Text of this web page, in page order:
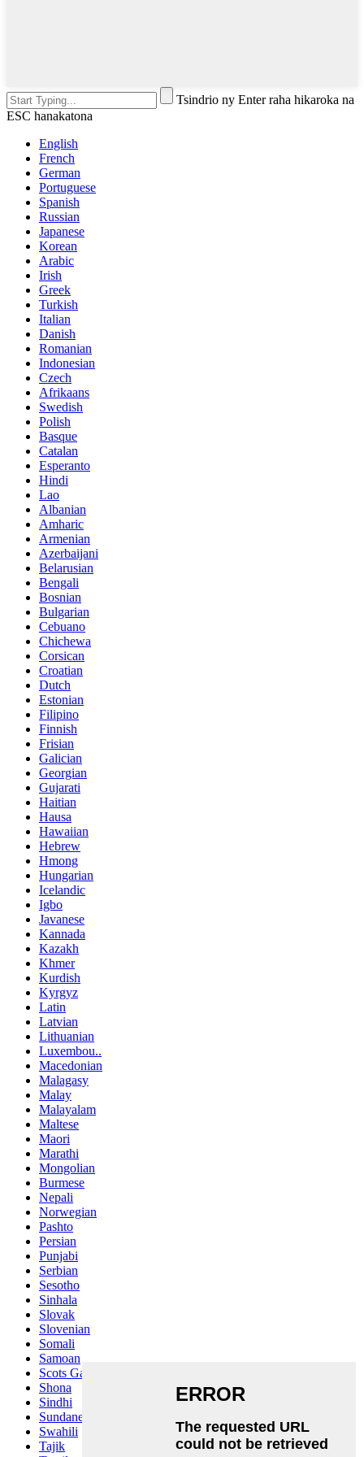
Tsindrio ny Enter raha hikaroka na
ESC hanakatona
English
French
German
Portuguese
Spanish
Russian
Japanese
Korean
Arabic
Irish
Greek
Turkish
Italian
Danish
Romanian
Indonesian
Czech
Afrikaans
Swedish
Polish
Basque
Catalan
Esperanto
Hindi
Lao
Albanian
Amharic
Armenian
Azerbaijani
Belarusian
Bengali
Bosnian
Bulgarian
Cebuano
Chichewa
Corsican
Croatian
Dutch
Estonian
Filipino
Finnish
Frisian
Galician
Georgian
Gujarati
Haitian
Hausa
Hawaiian
Hebrew
Hmong
Hungarian
Icelandic
Igbo
Javanese
Kannada
Kazakh
Khmer
Kurdish
Kyrgyz
Latin
Latvian
Lithuanian
Luxembou..
Macedonian
Malagasy
Malay
Malayalam
Maltese
Maori
Marathi
Mongolian
Burmese
Nepali
Norwegian
Pashto
Persian
Punjabi
Serbian
Sesotho
Sinhala
Slovak
Slovenian
Somali
Samoan
Scots Gaelic
Shona
Sindhi
Sundanese
Swahili
Tajik